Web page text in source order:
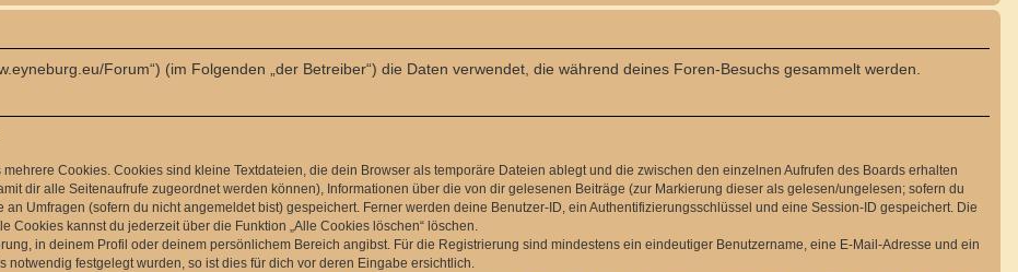
Forum“) (im Folgenden „der Betreiber“) die Daten verwendet, die während deines Foren-Besuchs gesammelt werden.
Cookies. Cookies sind kleine Textdateien, die dein Browser als temporäre Dateien ablegt und die zwischen den einzelnen Aufrufen des Boards erhalten
dir alle Seitenaufrufe zugeordnet werden können), Informationen über die von dir gelesenen Beiträge (zur Markierung dieser als gelesen/ungelesen; sofern du
Umfragen (sofern du nicht angemeldet bist) gespeichert. Ferner werden deine Benutzer-ID, ein Authentifizierungsschlüssel und eine Session-ID gespeichert. Die
kannst du jederzeit über die Funktion „Alle Cookies löschen“ löschen.
in deinem Profil oder deinem persönlichem Bereich angibst. Für die Registrierung sind mindestens ein eindeutiger Benutzername, eine E-Mail-Adresse und ein
festgelegt wurden, so ist dies für dich vor deren Eingabe ersichtlich.